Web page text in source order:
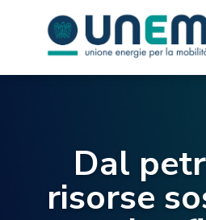
Dal
risorse